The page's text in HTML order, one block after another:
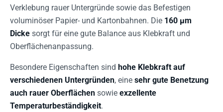
Verklebung rauer Untergründe sowie das Befestigen
voluminöser Papier- und Kartonbahnen. Die 160 µm
Dicke sorgt für eine gute Balance aus Klebkraft und
Oberflächenanpassung.
Besondere Eigenschaften sind hohe Klebkraft auf
verschiedenen Untergründen, eine sehr gute Benetzung
auch rauer Oberflächen sowie exzellente
Temperaturbeständigkeit.